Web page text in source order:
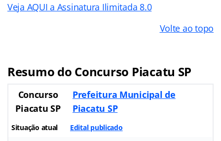
Veja AQUI a Assinatura Ilimitada 8.0
Volte ao topo
Resumo do Concurso Piacatu SP
Concurso
Piacatu SP
Prefeitura Municipal de
Piacatu SP
Situação atual Edital publicado